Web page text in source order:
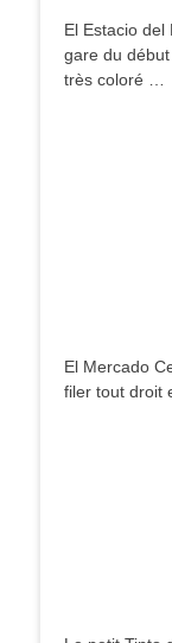
El Estacio del
gare du
très coloré …
El Mercado
filer tout droit